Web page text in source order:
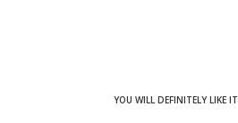
YOU WILL DEFINITELY LIKE IT